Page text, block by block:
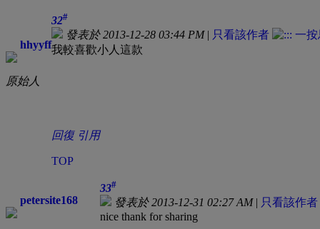
hhyyff
原始人
32#
發表於 2013-12-28 03:44 PM| 只看該作者
我較喜歡小人這款
回復 引用
TOP
petersite168
33#
發表於 2013-12-31 02:27 AM| 只看該作者
nice thank for sharing